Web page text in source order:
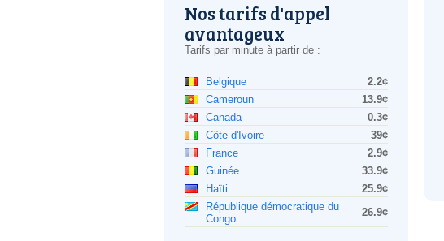
Nos tarifs d'appel
avantageux
Tarifs par minute à partir de :
Belgique
2.2¢
Cameroun
13.9¢
Canada
0.3¢
Côte d'Ivoire
39¢
France
2.9¢
Guinée
33.9¢
Haïti
25.9¢
République démocratique du
Congo
26.9¢